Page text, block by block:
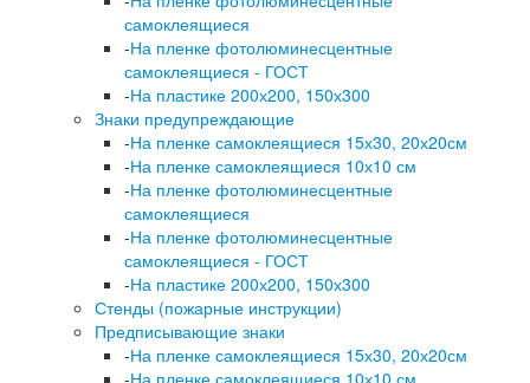
самоклеящиеся
-На пленке фотолюминесцентные
самоклеящиеся - ГОСТ
-На пластике 200х200, 150х300
Знаки предупреждающие
-На пленке самоклеящиеся 15х30, 20х20см
-На пленке самоклеящиеся 10х10 см
-На пленке фотолюминесцентные
самоклеящиеся
-На пленке фотолюминесцентные
самоклеящиеся - ГОСТ
-На пластике 200х200, 150х300
Стенды (пожарные инструкции)
Предписывающие знаки
-На пленке самоклеящиеся 15х30, 20х20см